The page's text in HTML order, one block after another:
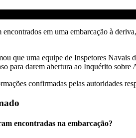
em uma embarcação à
que uma equipe de Inspetores Navais
para darem abertura ao Inquérito
confirmadas pelas autoridades
encontradas na embarcação?